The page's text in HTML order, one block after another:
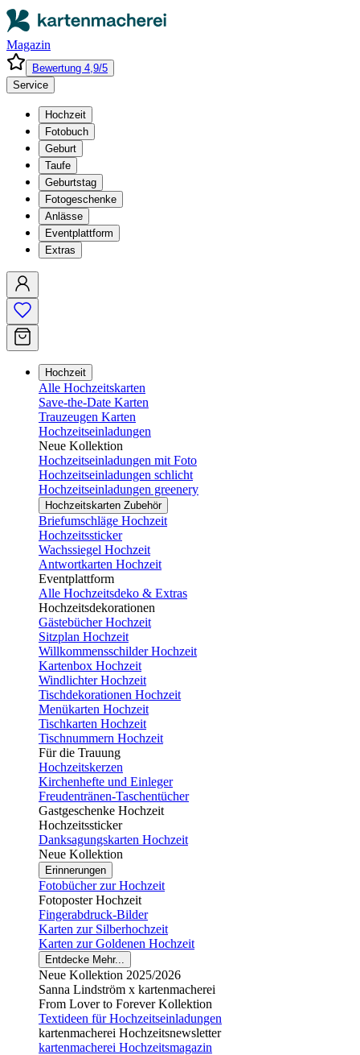
Magazin
Bewertung 4,9/5
Service
Hochzeit
Fotobuch
Geburt
Taufe
Geburtstag
Fotogeschenke
Anlässe
Eventplattform
Extras
Hochzeit
Alle Hochzeitskarten
Save-the-Date Karten
Trauzeugen Karten
Hochzeitseinladungen
Neue Kollektion
Hochzeitseinladungen mit Foto
Hochzeitseinladungen schlicht
Hochzeitseinladungen greenery
Hochzeitskarten Zubehör
Briefumschläge Hochzeit
Hochzeitssticker
Wachssiegel Hochzeit
Antwortkarten Hochzeit
Eventplattform
Alle Hochzeitsdeko & Extras
Hochzeitsdekorationen
Gästebücher Hochzeit
Sitzplan Hochzeit
Willkommensschilder Hochzeit
Kartenbox Hochzeit
Windlichter Hochzeit
Tischdekorationen Hochzeit
Menükarten Hochzeit
Tischkarten Hochzeit
Tischnummern Hochzeit
Für die Trauung
Hochzeitskerzen
Kirchenhefte und Einleger
Freudentränen-Taschentücher
Gastgeschenke Hochzeit
Hochzeitssticker
Danksagungskarten Hochzeit
Neue Kollektion
Erinnerungen
Fotobücher zur Hochzeit
Fotoposter Hochzeit
Fingerabdruck-Bilder
Karten zur Silberhochzeit
Karten zur Goldenen Hochzeit
Entdecke Mehr...
Neue Kollektion 2025/2026
Sanna Lindström x kartenmacherei
From Lover to Forever Kollektion
Textideen für Hochzeitseinladungen
kartenmacherei Hochzeitsnewsletter
kartenmacherei Hochzeitsmagazin